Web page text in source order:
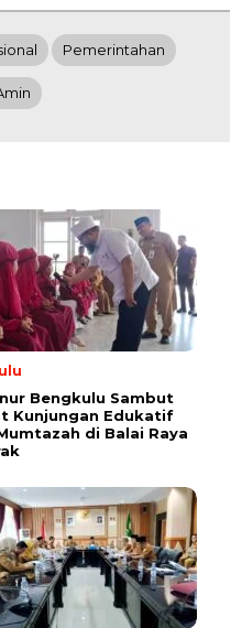
Pemerintahan
Bengkulu Sambut
Kunjungan Edukatif
di Balai Raya